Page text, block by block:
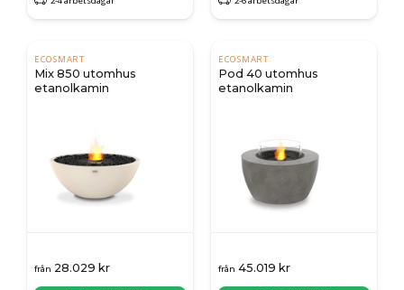
ECOSMART
Mix 850 utomhus
etanolkamin
från 28.029 kr
ECOSMART
Pod 40 utomhus
etanolkamin
från 45.019 kr